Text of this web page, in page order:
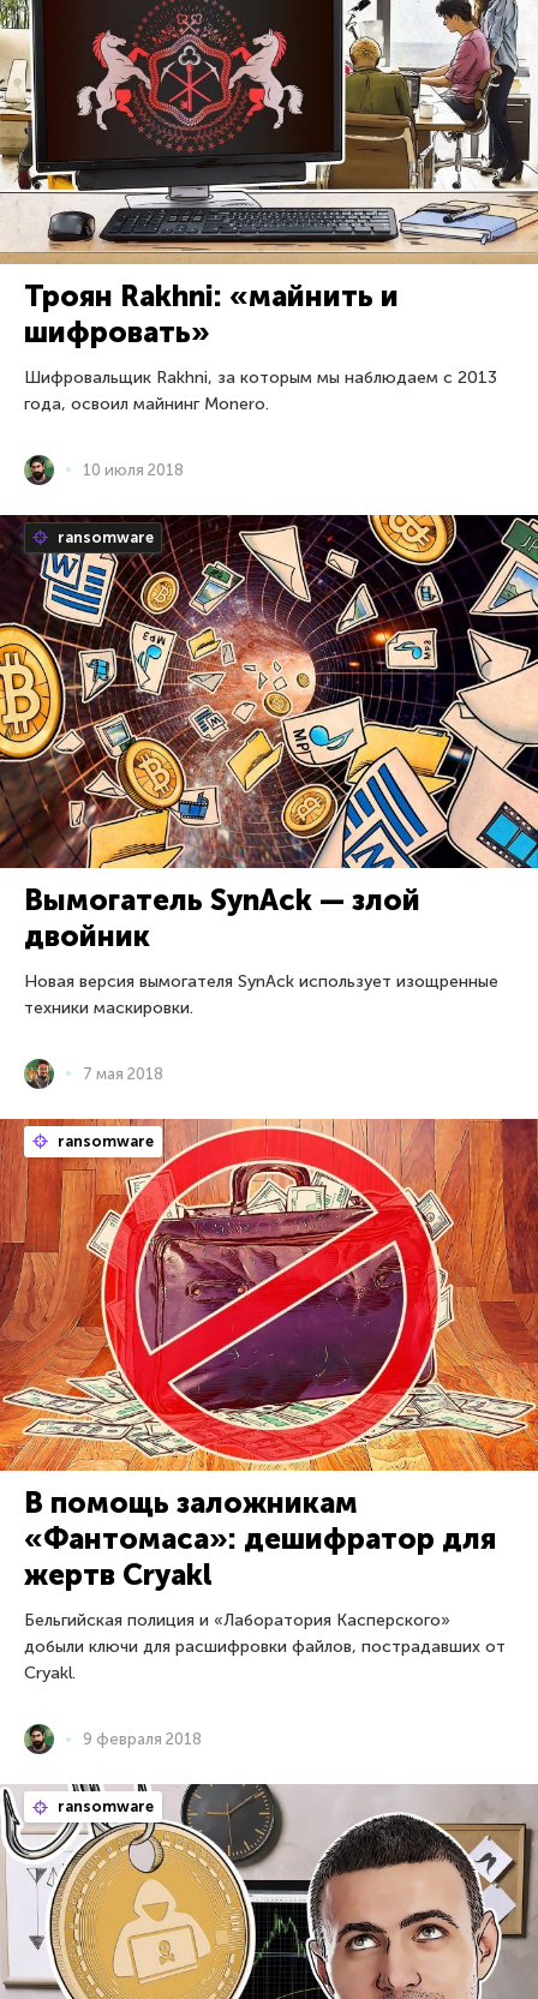
Троян Rakhni: «майнить и
шифровать»
Шифровальщик Rakhni, за которым мы наблюдаем с 2013
года, освоил майнинг Monero.
10 июля 2018
ransomware
Вымогатель SynAck — злой
двойник
Новая версия вымогателя SynAck использует изощренные
техники маскировки.
7 мая 2018
ransomware
В помощь заложникам
«Фантомаса»: дешифратор для
жертв Cryakl
Бельгийская полиция и «Лаборатория Касперского»
добыли ключи для расшифровки файлов, пострадавших от
Cryakl.
9 февраля 2018
ransomware